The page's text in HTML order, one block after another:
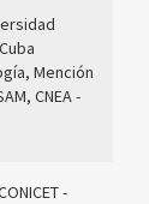
Mención
CNEA -
-